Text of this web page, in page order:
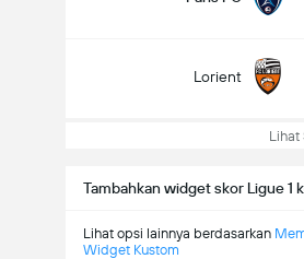
Lorient
Lihat
Tambahkan widget skor Ligue 1
Lihat opsi lainnya berdasarkan
Widget Kustom